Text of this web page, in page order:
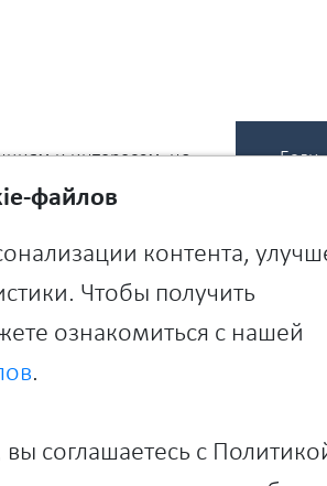
и интересам, но
нам свое
Если
В
файлов
контента,
Чтобы получить
ознакомиться с нашей
.
соглашаетесь с